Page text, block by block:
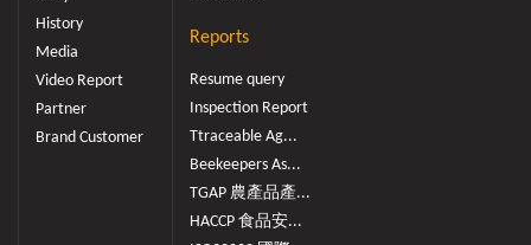
History
Media
Video Report
Partner
Brand Customer
Reports
Resume query
Inspection Report
Ttraceable Ag...
Beekeepers As...
TGAP 農產品產...
HACCP 食品安...